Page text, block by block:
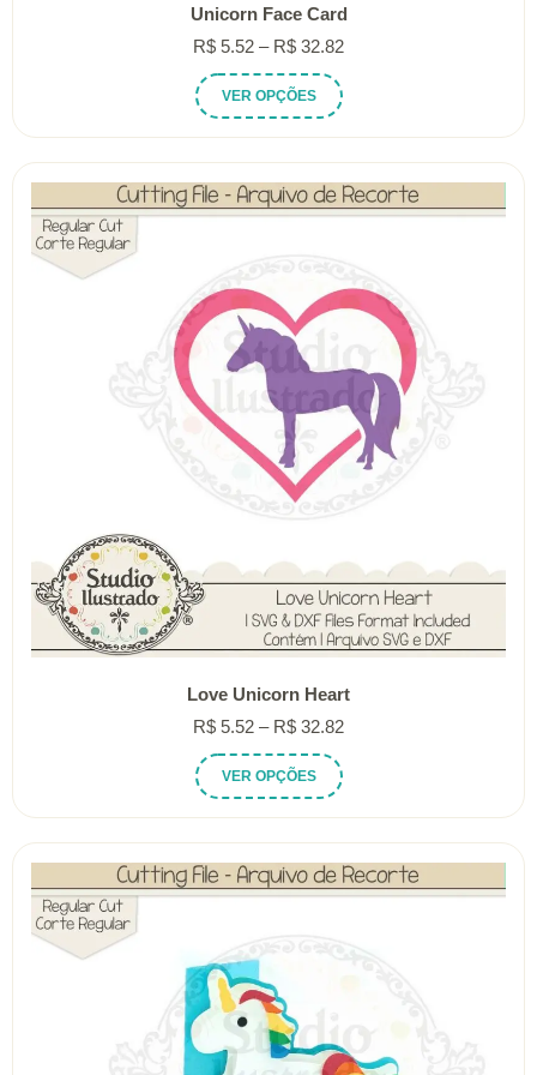
Unicorn Face Card
R$ 5.52 – R$ 32.82Faixa
através
R$ 32.82
VER OPÇÕES
produto
tem
várias
variantes.
As
ser
escolhidas
página
do
produto
Love Unicorn Heart
R$ 5.52 – R$ 32.82Faixa
através
R$ 32.82
VER OPÇÕES
produto
tem
várias
variantes.
As
podem
página